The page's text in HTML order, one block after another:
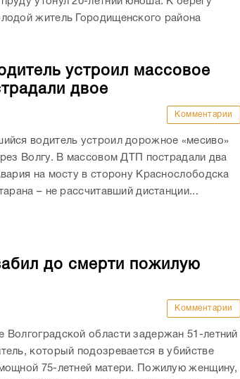
житель Городищенского района
устроил массовое
двое
Комментарии
водитель устроил дорожное «месиво»
Волгу. В массовом ДТП пострадали два
на мосту в сторону Краснослободска
– не рассчитавший дистанции...
до смерти пожилую
Комментарии
Волгоградской области задержан 51-летний
который подозревается в убийстве
75-летней матери. Пожилую женщину,